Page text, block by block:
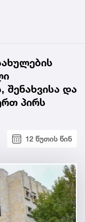
შენახვისა და
პირს
12 წუთის წინ